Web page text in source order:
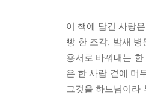
이 책에 담긴 사랑
빵 한 조각, 밤새
용서로 바꿔내는
은 한 사람 곁에 머
그것을 하느님이라